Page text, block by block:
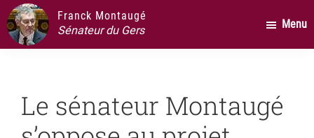
Passer
au
contenu
Passer
la
principale
Passer
au
pied
Franck Montaugé
Sénateur du Gers
Menu
Le sénateur Montaugé